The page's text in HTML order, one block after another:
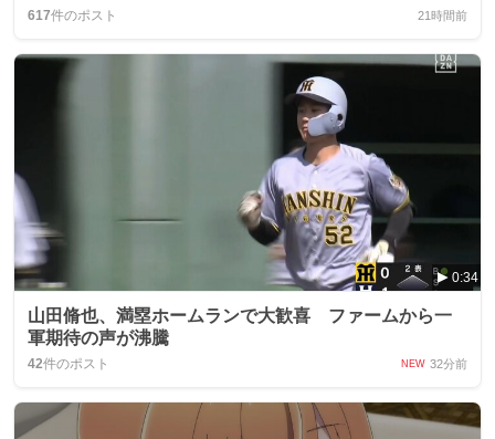
617件のポスト 21時間前
0:34
山田脩也、満塁ホームランで大歓喜 ファームから一
軍期待の声が沸騰
42件のポスト NEW 32分前